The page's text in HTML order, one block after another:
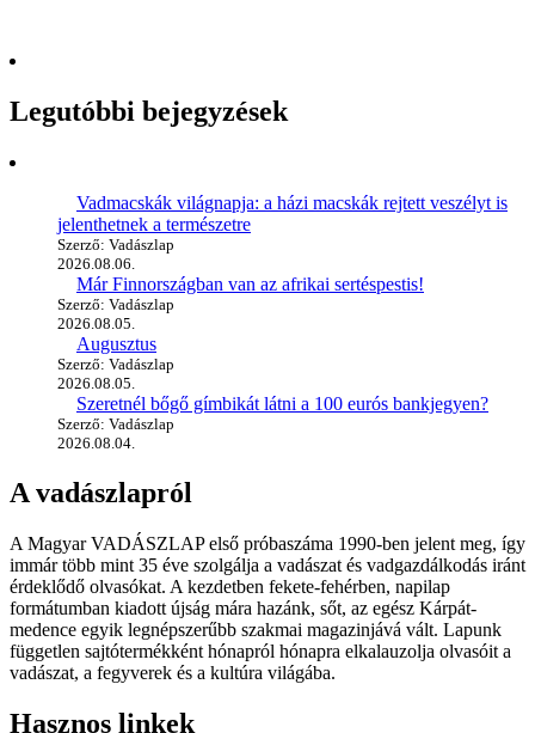
Legutóbbi bejegyzések
Vadmacskák világnapja: a házi macskák rejtett veszélyt is
jelenthetnek a természetre
Szerző: Vadászlap
2026.08.06.
Már Finnországban van az afrikai sertéspestis!
Szerző: Vadászlap
2026.08.05.
Augusztus
Szerző: Vadászlap
2026.08.05.
Szeretnél bőgő gímbikát látni a 100 eurós bankjegyen?
Szerző: Vadászlap
2026.08.04.
A vadászlapról
A Magyar VADÁSZLAP első próbaszáma 1990-ben jelent meg, így
immár több mint 35 éve szolgálja a vadászat és vadgazdálkodás iránt
érdeklődő olvasókat. A kezdetben fekete-fehérben, napilap
formátumban kiadott újság mára hazánk, sőt, az egész Kárpát-
medence egyik legnépszerűbb szakmai magazinjává vált. Lapunk
független sajtótermékként hónapról hónapra elkalauzolja olvasóit a
vadászat, a fegyverek és a kultúra világába.
Hasznos linkek